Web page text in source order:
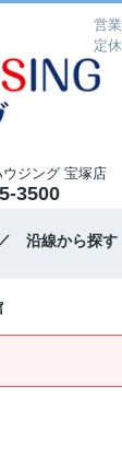
営
定
ジング 宝塚店
3500
沿線から探す